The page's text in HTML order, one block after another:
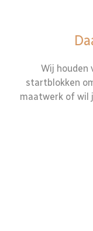
Wij houden
startblokken
maatwerk of wil